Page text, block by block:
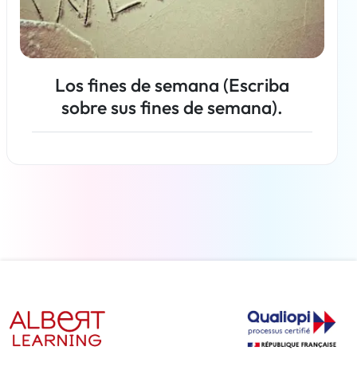
Los fines de semana (Escriba
sobre sus fines de semana).